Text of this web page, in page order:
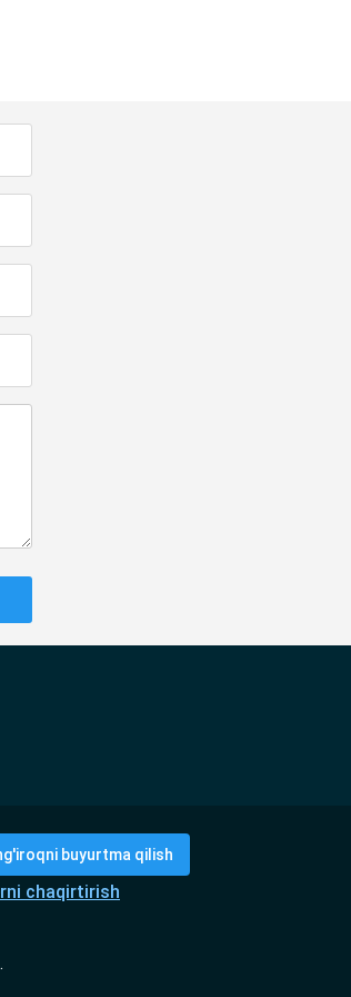
buyurtma qilish
chaqirtirish